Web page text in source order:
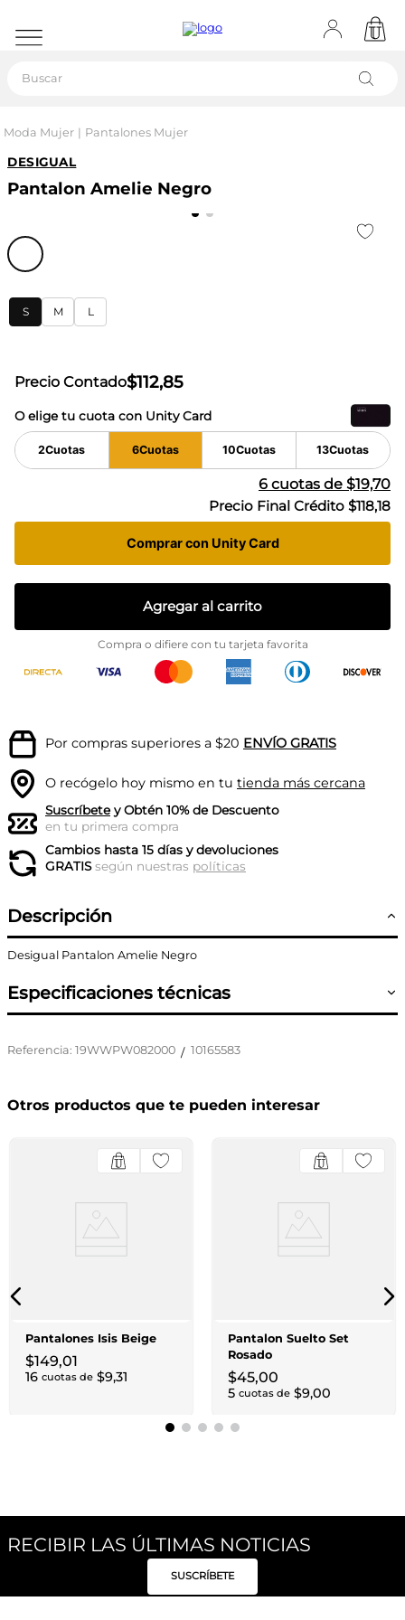
Moda Mujer Pantalones Mujer
DESIGUAL
Pantalon Amelie Negro
S M L
Precio Contado$112,85
O elige tu cuota con Unity Card
2Cuotas 6Cuotas 10Cuotas 13Cuotas
6 cuotas de $19,70
Precio Final Crédito $118,18
Comprar con Unity Card
Agregar al carrito
Compra o difiere con tu tarjeta favorita
Por compras superiores a $20 ENVÍO GRATIS
O recógelo hoy mismo en tu tienda más cercana
Suscríbetey Obtén 10% de Descuento
en tu primera compra
Cambios hasta 15 días y devoluciones
GRATISsegún nuestras políticas
Descripción
Desigual Pantalon Amelie Negro
Especificaciones técnicas
Referencia: 19WWPW082000 / 10165583
Otros productos que te pueden interesar
Pantalones Isis Beige
$149,01
16 cuotas de $9,31
Pantalon Suelto Set
Rosado
$45,00
5 cuotas de $9,00
RECIBIR LAS ÚLTIMAS NOTICIAS
SUSCRÍBETE